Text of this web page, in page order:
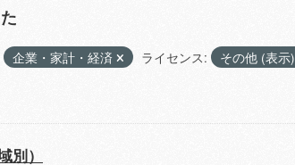
企業・家計・経済 ライセンス: その他 (表示)
別）